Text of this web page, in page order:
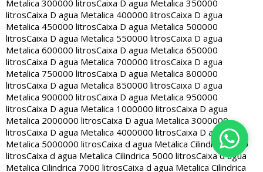
Metalica 300000 litrosCaixa D agua Metalica 350000
litrosCaixa D agua Metalica 400000 litrosCaixa D agua
Metalica 450000 litrosCaixa D agua Metalica 500000
litrosCaixa D agua Metalica 550000 litrosCaixa D agua
Metalica 600000 litrosCaixa D agua Metalica 650000
litrosCaixa D agua Metalica 700000 litrosCaixa D agua
Metalica 750000 litrosCaixa D agua Metalica 800000
litrosCaixa D agua Metalica 850000 litrosCaixa D agua
Metalica 900000 litrosCaixa D agua Metalica 950000
litrosCaixa D agua Metalica 1000000 litrosCaixa D agua
Metalica 2000000 litrosCaixa D agua Metalica 3000000
litrosCaixa D agua Metalica 4000000 litrosCaixa D agua
Metalica 5000000 litrosCaixa d agua Metalica Cilindrica 2000
litrosCaixa d agua Metalica Cilindrica 5000 litrosCaixa d agua
Metalica Cilindrica 7000 litrosCaixa d agua Metalica Cilindrica